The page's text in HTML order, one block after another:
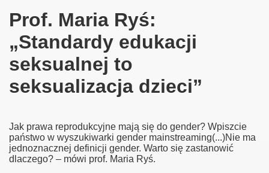
Prof. Maria Ryś:
„Standardy edukacji
seksualnej to
seksualizacja dzieci”
Jak prawa reprodukcyjne mają się do gender? Wpiszcie
państwo w wyszukiwarki gender mainstreaming(...)Nie ma
jednoznacznej definicji gender. Warto się zastanowić
dlaczego? – mówi prof. Maria Ryś.